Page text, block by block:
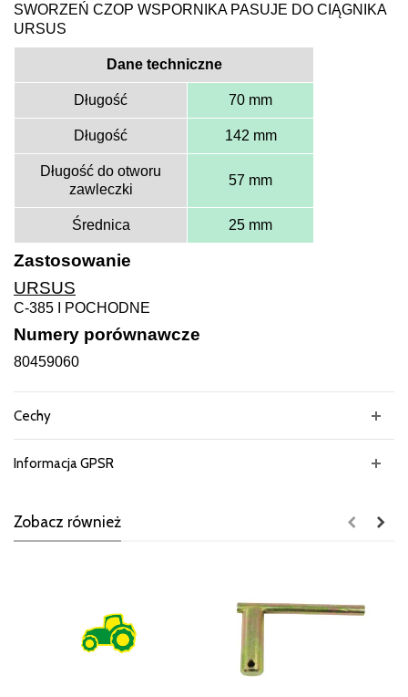
SWORZEŃ CZOP WSPORNIKA PASUJE DO CIĄGNIKA
URSUS
Dane techniczne
Długość 70 mm
Długość 142 mm
Długość do otworu
zawleczki
57 mm
Średnica 25 mm
Zastosowanie
URSUS
C-385 I POCHODNE
Numery porównawcze
80459060
Cechy
Informacja GPSR
Zobacz również